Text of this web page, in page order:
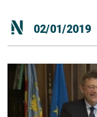
02/01/2019